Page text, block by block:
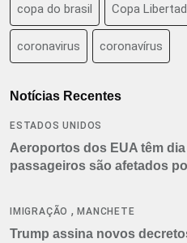
copa do brasil Copa
coronavirus coronavírus
Notícias Recentes
ESTADOS UNIDOS
Aeroportos dos EUA têm
passageiros são afetados
IMIGRAÇÃO ,MANCHETE
Trump assina novos